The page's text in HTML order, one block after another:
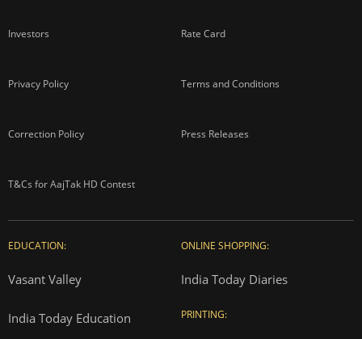
Investors Rate Card
Privacy Policy Terms and Conditions
Correction Policy Press Releases
T&Cs for AajTak HD Contest
EDUCATION:
Vasant Valley
India Today Education
ONLINE SHOPPING:
India Today Diaries
PRINTING: